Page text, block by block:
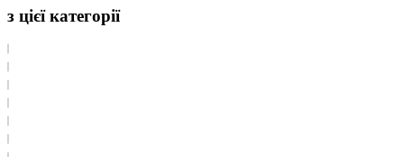
з цієї категорії